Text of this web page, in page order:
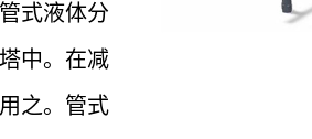
式液体分
中。在减
之。管式